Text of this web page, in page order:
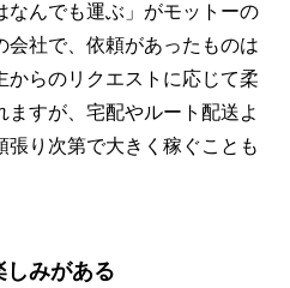
なんでも運ぶ」がモットーの
会社で、依頼があったものは
からのリクエストに応じて柔
すが、宅配やルート配送よ
張り次第で大きく稼ぐことも
しみがある